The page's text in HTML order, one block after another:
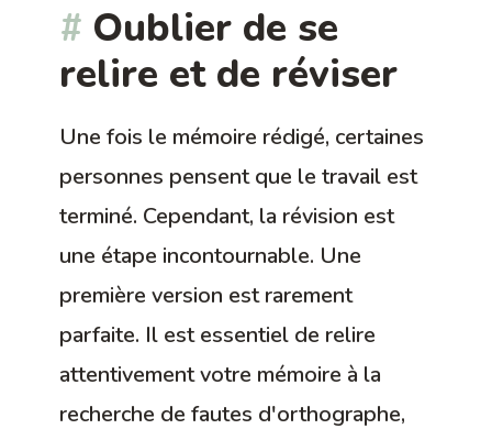
Oublier de se
relire et de réviser
Une fois le mémoire rédigé, certaines
personnes pensent que le travail est
terminé. Cependant, la révision est
une étape incontournable. Une
première version est rarement
parfaite. Il est essentiel de relire
attentivement votre mémoire à la
recherche de fautes d'orthographe,